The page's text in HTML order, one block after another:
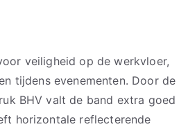
veiligheid op de werkvloer,
tijdens evenementen. Door de
BHV valt de band extra goed
horizontale reflecterende